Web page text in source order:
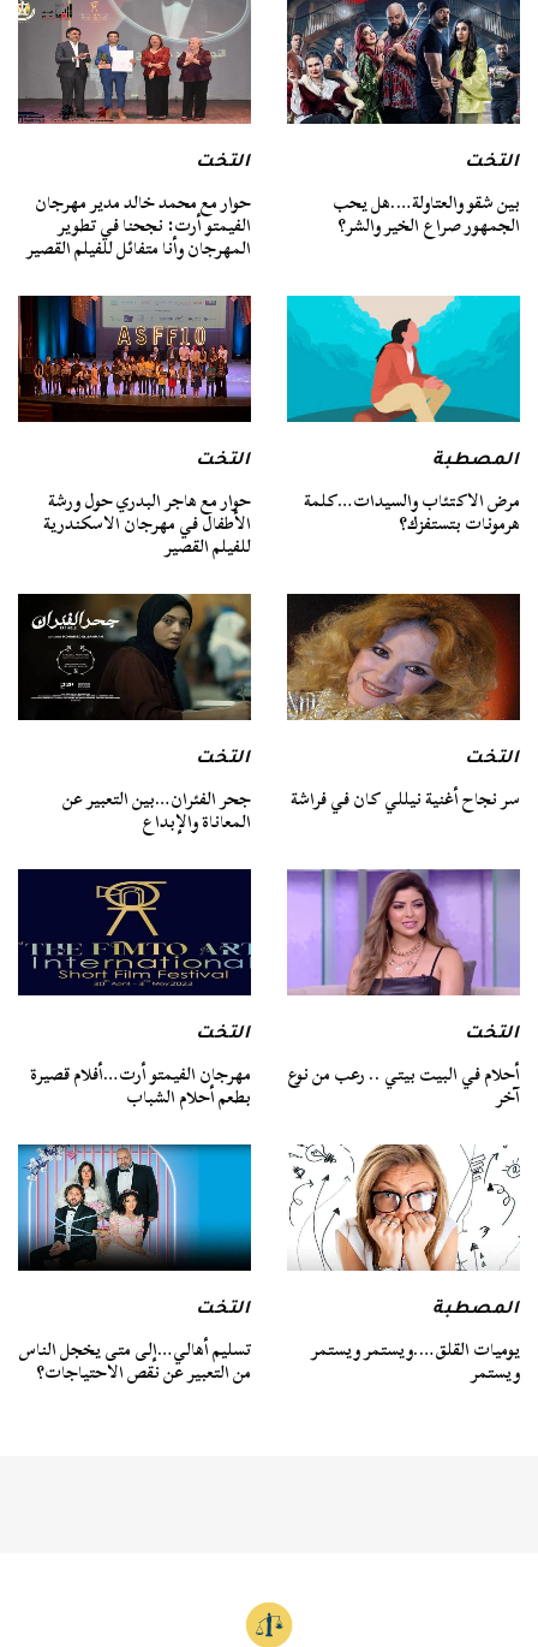
التخت
بين شقو والعتاولة….هل يحب
الجمهور صراع الخير والشر؟
التخت
حوار مع محمد خالد مدير مهرجان
الفيمتو أرت: نجحنا في تطوير
المهرجان وأنا متفائل للفيلم القصير
المصطبة
مرض الاكتئاب والسيدات…كلمة
هرمونات بتستفزك؟
التخت
حوار مع هاجر البدري حول ورشة
الأطفال في مهرجان الاسكندرية
للفيلم القصير
التخت
سر نجاح أغنية نيللي كان في فراشة
التخت
جحر الفئران…بين التعبير عن
المعاناة والإبداع
التخت
أحلام في البيت بيتي .. رعب من نوع
آخر
التخت
مهرجان الفيمتو أرت…أفلام قصيرة
بطعم أحلام الشباب
المصطبة
يوميات القلق….ويستمر ويستمر
ويستمر
التخت
تسليم أهالي…إلى متى يخجل الناس
من التعبير عن نقص الاحتياجات؟